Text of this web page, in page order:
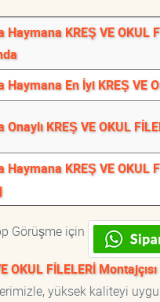
Haymana KREŞ VE OKUL
Haymana En İyi KREŞ VE
Onaylı KREŞ VE OKUL
Haymana KREŞ VE OKUL
Görüşme için
OKUL FİLELERİ Montajçısı
yüksek kaliteyi